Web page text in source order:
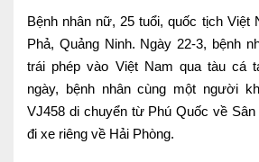
Da Liễu
Mắt
Răng Hàm Mặt
Bệnh nhân nữ, 25 tuổi, quốc tịch Việt
Phả, Quảng Ninh. Ngày 22-3, bệnh
trái phép vào Việt Nam qua tàu cá
ngày, bệnh nhân cùng một người
VJ458 di chuyển từ Phú Quốc về
đi xe riêng về Hải Phòng.